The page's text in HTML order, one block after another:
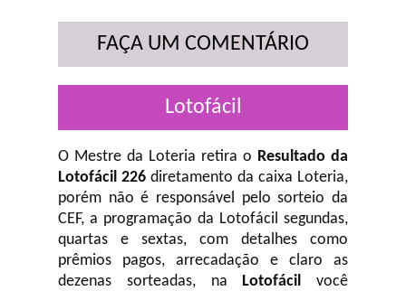
FAÇA UM COMENTÁRIO
Lotofácil
O Mestre da Loteria retira o Resultado da
Lotofácil 226 diretamento da caixa Loteria,
porém não é responsável pelo sorteio da
CEF, a programação da Lotofácil segundas,
quartas e sextas, com detalhes como
prêmios pagos, arrecadação e claro as
dezenas sorteadas, na Lotofácil você